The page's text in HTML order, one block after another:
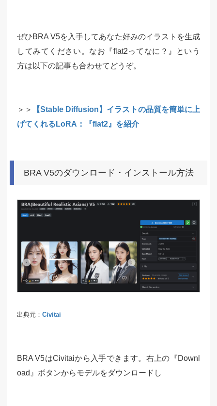
ぜひBRA V5を入手してあなた好みのイラストを生成
してみてください。なお『flat2ってなに？』という
方は以下の記事も合わせてどうぞ。
＞＞
【Stable Diffusion】イラストの品質を簡単に上
げてくれるLoRA：『flat2』を紹介
BRA V5のダウンロード・インストール方法
出典元： Civitai
BRA V5はCivitaiから入手できます。右上の『Downl
oad』ボタンからモデルをダウンロードし